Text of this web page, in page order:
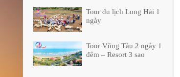
Tour du lịch Long Hải 1
ngày
Tour Vũng Tàu 2 ngày 1
đêm – Resort 3 sao